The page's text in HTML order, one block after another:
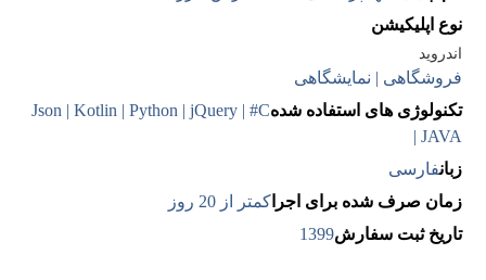
نوع اپلیکیشن
اندروید
فروشگاهی | نمایشگاهی
تکنولوژی های استفاده شدهJson | Kotlin | Python | jQuery | #C
| JAVA
زبانفارسی
زمان صرف شده برای اجراکمتر از 20 روز
تاریخ ثبت سفارش1399